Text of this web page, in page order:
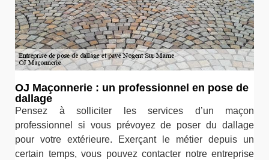
OJ Maçonnerie : un professionnel en pose de
dallage
Pensez à solliciter les services d’un maçon
professionnel si vous prévoyez de poser du dallage
pour votre extérieure. Exerçant le métier depuis un
certain temps, vous pouvez contacter notre entreprise